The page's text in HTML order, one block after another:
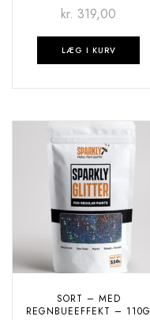
kr. 319,00
LÆG I KURV
SORT – MED
REGNBUEEFFEKT – 110G